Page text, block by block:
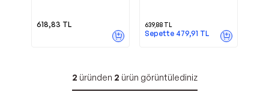
618,83 TL 639,88 TL
Sepette 479,91 TL
2 üründen 2 ürün görüntülediniz